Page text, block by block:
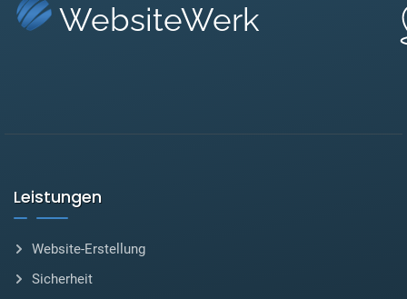
WebsiteWerk
Leistungen
Website-Erstellung
Sicherheit